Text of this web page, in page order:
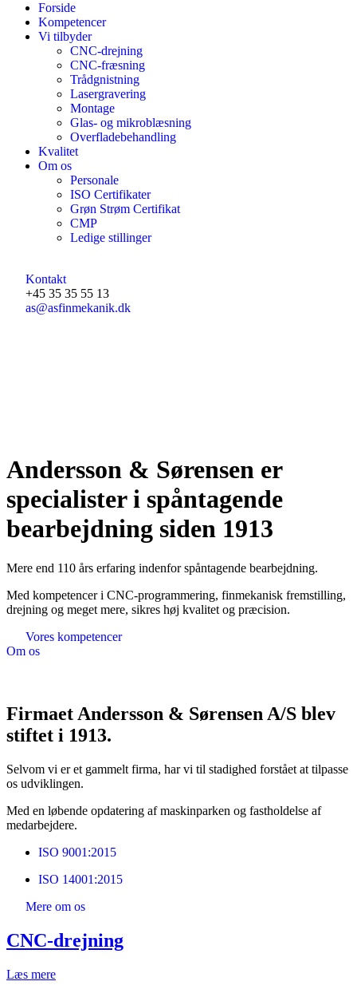
Forside
Kompetencer
Vi tilbyder
CNC-drejning
CNC-fræsning
Trådgnistning
Lasergravering
Montage
Glas- og mikroblæsning
Overfladebehandling
Kvalitet
Om os
Personale
ISO Certifikater
Grøn Strøm Certifikat
CMP
Ledige stillinger
Kontakt
+45 35 35 55 13
as@asfinmekanik.dk
Andersson & Sørensen er
specialister i spåntagende
bearbejdning siden 1913
Mere end 110 års erfaring indenfor spåntagende bearbejdning.
Med kompetencer i CNC-programmering, finmekanisk fremstilling,
drejning og meget mere, sikres høj kvalitet og præcision.
Vores kompetencer
Om os
Firmaet Andersson & Sørensen A/S blev
stiftet i 1913.
Selvom vi er et gammelt firma, har vi til stadighed forstået at tilpasse
os udviklingen.
Med en løbende opdatering af maskinparken og fastholdelse af
medarbejdere.
ISO 9001:2015
ISO 14001:2015
Mere om os
CNC-drejning
Læs mere